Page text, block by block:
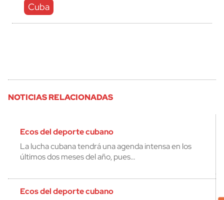
Cuba
NOTICIAS RELACIONADAS
Ecos del deporte cubano
La lucha cubana tendrá una agenda intensa en los
últimos dos meses del año, pues…
Ecos del deporte cubano